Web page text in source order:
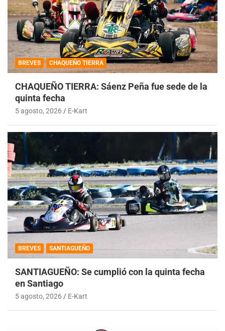
BREVES CHAQUEÑO TIERRA
CHAQUEÑO TIERRA: Sáenz Peña fue sede de la
quinta fecha
5 agosto, 2026 E-Kart
BREVES SANTIAGUEÑO
SANTIAGUEÑO: Se cumplió con la quinta fecha
en Santiago
5 agosto, 2026 E-Kart